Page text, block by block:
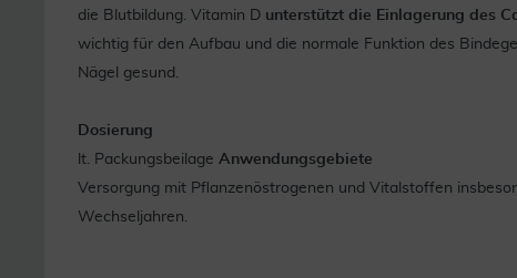
die Blutbildung. Vitamin D unterstützt die Einlagerung des
wichtig für den Aufbau und die normale Funktion des
Nägel gesund.
Dosierung
lt. Packungsbeilage Anwendungsgebiete
Versorgung mit Pflanzenöstrogenen und Vitalstoffen
Wechseljahren.